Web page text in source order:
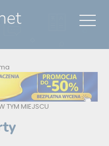
TYM MIEJSCU